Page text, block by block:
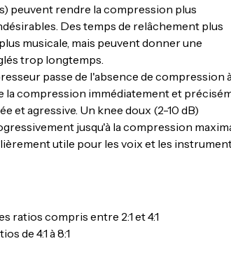
peuvent rendre la compression plus
Des temps de relâchement plus
musicale, mais peuvent donner une
trop longtemps.
passe de l'absence de compression
la compression immédiatement et
et agressive. Un knee doux (2-10 dB)
jusqu'à la compression
utile pour les voix et les
ratios compris entre 2:1 et 4:1
de 4:1 à 8:1